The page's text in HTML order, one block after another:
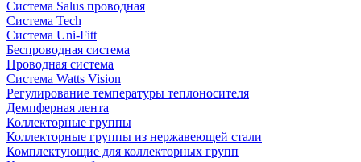
Система Salus проводная
Система Tech
Система Uni-Fitt
Беспроводная система
Проводная система
Система Watts Vision
Регулирование температуры теплоносителя
Демпферная лента
Коллекторные группы
Коллекторные группы из нержавеющей стали
Комплектующие для коллекторных групп